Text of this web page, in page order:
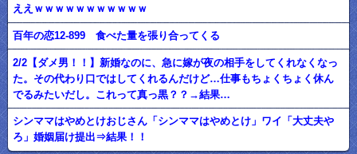
ええｗｗｗｗｗｗｗｗｗｗｗ
百年の恋12-899 食べた量を張り合ってくる
2/2【ダメ男！！】新婚なのに、急に嫁が夜の相手をしてくれなくなっ
た。その代わり口ではしてくれるんだけど…仕事もちょくちょく休ん
でるみたいだし。これって真っ黒？？→結果…
シンママはやめとけおじさん「シンママはやめとけ」ワイ「大丈夫や
ろ」婚姻届け提出⇒結果！！